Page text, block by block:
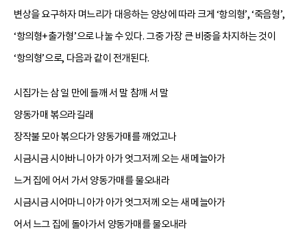
변상을 요구하자 며느리가 대응하는 양상에 따라 크게 ‘항의형’, ‘죽음형’,
‘항의형+출가형’으로 나눌 수 있다. 그중 가장 큰 비중을 차지하는 것이
‘항의형’으로, 다음과 같이 전개된다.
시집가는 삼 일 만에 들깨 서 말 참깨 서 말
양동가매 볶으라길래
장작불 모아 볶으다가 양동가매를 깨었고나
시금시금 시아바니 아가 아가 엇그저께 오는 새 메늘아가
느거 집에 어서 가서 양동가매를 물오내라
시금시금 시어마니 아가 아가 엇그저께 오는 새 메늘아가
어서 느그 집에 돌아가서 양동가매를 물오내라